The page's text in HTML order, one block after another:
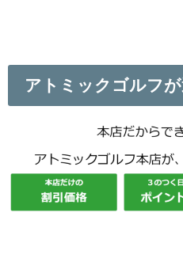
アトミックゴルフ